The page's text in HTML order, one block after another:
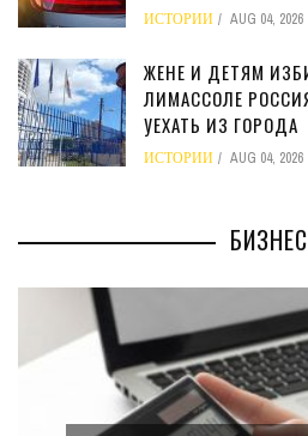
ИСТОРИИ AUG 04, 2026
ЖЕНЕ И ДЕТЯМ
ЛИМАССОЛЕ
УЕХАТЬ ИЗ ГОРОДА
ИСТОРИИ AUG 04, 2026
БИЗНЕС